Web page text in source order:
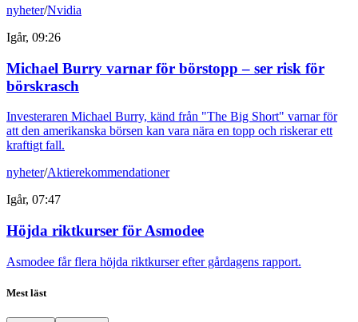
nyheter/Nvidia
Igår, 09:26
Michael Burry varnar för börstopp – ser risk för
börskrasch
Investeraren Michael Burry, känd från "The Big Short" varnar för
att den amerikanska börsen kan vara nära en topp och riskerar ett
kraftigt fall.
nyheter/Aktierekommendationer
Igår, 07:47
Höjda riktkurser för Asmodee
Asmodee får flera höjda riktkurser efter gårdagens rapport.
Mest läst